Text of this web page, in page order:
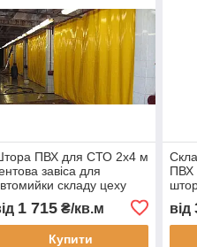
ПВХ для СТО 2x4 м
завіса для
складу цеху
вологи тепла з
Тент Строй
1 715₴/кв.м
Купити
ПВХ
від